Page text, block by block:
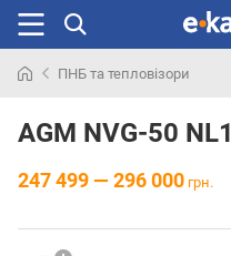
раніше
ПНБ та тепловізори
AGM NVG-50 NL1
247 499 — 296 000 грн.